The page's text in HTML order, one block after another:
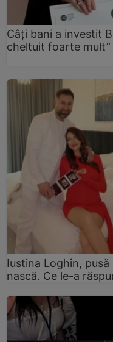
Câți bani a investit
cheltuit foarte mult”
Iustina Loghin,
nască. Ce le-a